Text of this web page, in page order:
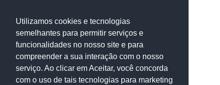
Utilizamos cookies e tecnologias
semelhantes para permitir serviços e
funcionalidades no nosso site e para
compreender a sua interação com o nosso
serviço. Ao clicar em Aceitar, você concorda
com o uso de tais tecnologias para marketing